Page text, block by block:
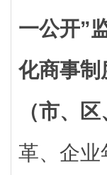
一公开”
化商事制
（市、
革、企业